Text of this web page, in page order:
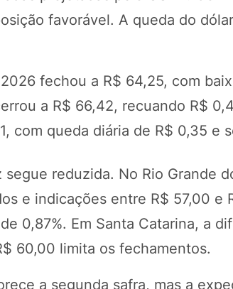
favorável. A queda do
fechou a R$ 64,25, com
a R$ 66,42, recuando R$
com queda diária de R$ 0,35 e
reduzida. No Rio Grande
e indicações entre R$ 57,00
0,87%. Em Santa Catarina, a
60,00 limita os fechamentos.
a segunda safra, mas a